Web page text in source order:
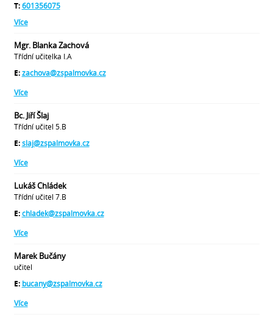
T:601356075
Více
Mgr. Blanka Zachová
Třídní učitelka I.A
E:zachova@zspalmovka.cz
Více
Bc. Jiří Šlaj
Třídní učitel 5.B
E:slaj@zspalmovka.cz
Více
Lukáš Chládek
Třídní učitel 7.B
E:chladek@zspalmovka.cz
Více
Marek Bučány
učitel
E: bucany@zspalmovka.cz
Více